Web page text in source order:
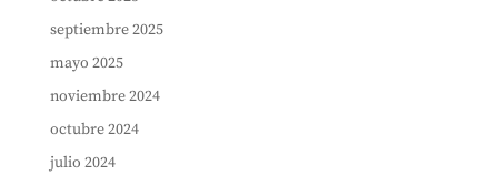
septiembre 2025
mayo 2025
noviembre 2024
octubre 2024
julio 2024